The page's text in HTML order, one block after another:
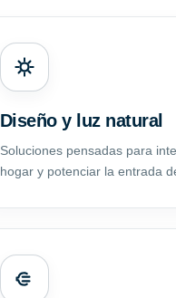
Diseño y luz natural
Soluciones pensadas para
hogar y potenciar la entrada